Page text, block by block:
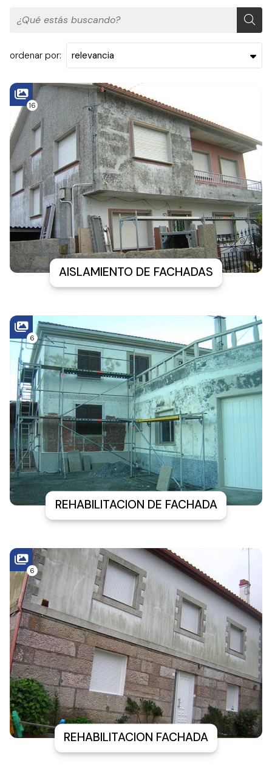
ordenar por:
AISLAMIENTO DE FACHADAS
16
REHABILITACION DE FACHADA
6
REHABILITACION FACHADA
6